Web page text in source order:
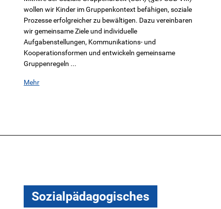
wollen wir Kinder im Gruppenkontext befähigen, soziale
Prozesse erfolgreicher zu bewältigen. Dazu vereinbaren
wir gemeinsame Ziele und individuelle
Aufgabenstellungen, Kommunikations- und
Kooperationsformen und entwickeln gemeinsame
Gruppenregeln ...
Mehr
Sozialpädagogisches